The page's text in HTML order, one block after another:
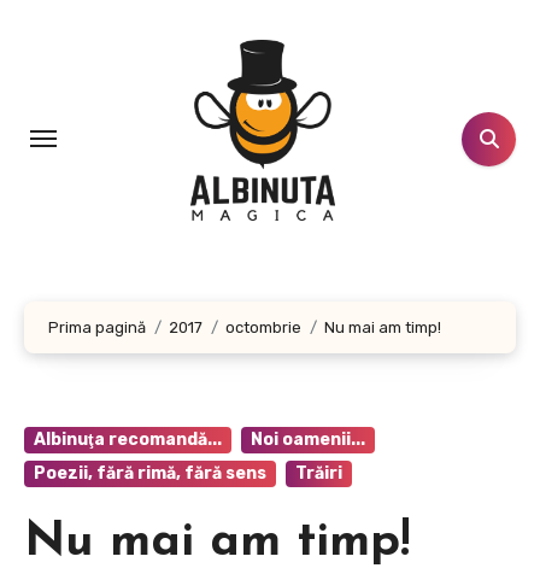
Prima pagină 2017 octombrie Nu mai am timp!
Albinuţa recomandă...
Noi oamenii...
Poezii, fără rimă, fără sens
Trăiri
Nu mai am timp!